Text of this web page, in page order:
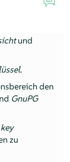
und
.
den
GnuPG
zu